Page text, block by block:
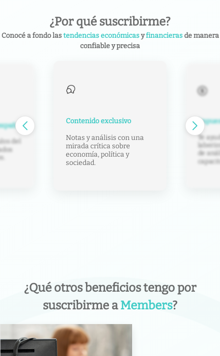
¿Por qué suscribirme?
Conocé a fondo lastendencias económicasyfinancierasde manera
confiable y precisa
del
Contenido exclusivo
Notas y análisis con una
mirada crítica sobre
economía, política y
sociedad.
Te
de
¿Qué otros beneficios tengo por
suscribirme aMembers?